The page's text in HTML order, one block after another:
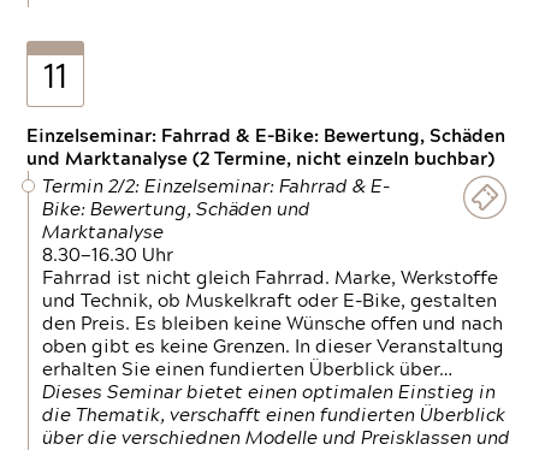
11
Einzelseminar: Fahrrad & E-Bike: Bewertung, Schäden
und Marktanalyse (2 Termine, nicht einzeln buchbar)
Termin 2/2: Einzelseminar: Fahrrad & E-
Bike: Bewertung, Schäden und
Marktanalyse
8.30—16.30 Uhr
Fahrrad ist nicht gleich Fahrrad. Marke, Werkstoffe
und Technik, ob Muskelkraft oder E-Bike, gestalten
den Preis. Es bleiben keine Wünsche offen und nach
oben gibt es keine Grenzen. In dieser Veranstaltung
erhalten Sie einen fundierten Überblick über…
Dieses Seminar bietet einen optimalen Einstieg in
die Thematik, verschafft einen fundierten Überblick
über die verschiednen Modelle und Preisklassen und